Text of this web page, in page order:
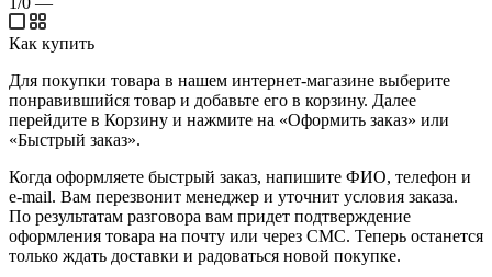
Как купить
Для покупки товара в нашем интернет-магазине выберите
понравившийся товар и добавьте его в корзину. Далее
перейдите в Корзину и нажмите на «Оформить заказ» или
«Быстрый заказ».
Когда оформляете быстрый заказ, напишите ФИО, телефон и
e-mail. Вам перезвонит менеджер и уточнит условия заказа.
По результатам разговора вам придет подтверждение
оформления товара на почту или через СМС. Теперь останется
только ждать доставки и радоваться новой покупке.